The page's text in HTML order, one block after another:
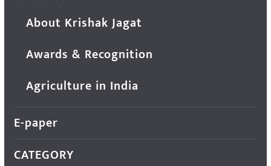
About Krishak Jagat
Awards & Recognition
Agriculture in India
E-paper
CATEGORY